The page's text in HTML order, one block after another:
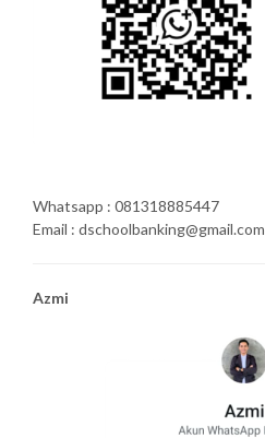
Whatsapp : 081318885447
Email : dschoolbanking@gmail.com
Azmi